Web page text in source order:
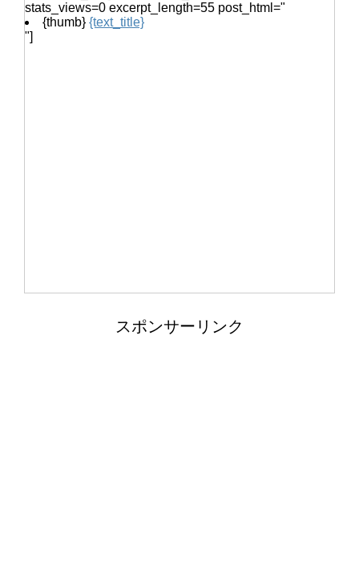
音の振動を塩を使って調べる自由研
stats_views=0 excerpt_length=55 post_html="
{thumb} {text_title}
"]
スポンサーリンク